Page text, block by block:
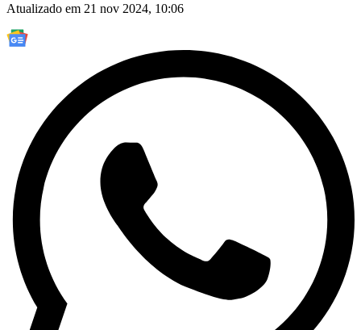
Atualizado em 21 nov 2024, 10:06